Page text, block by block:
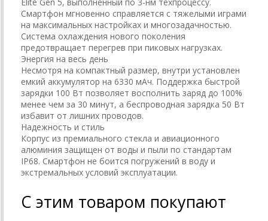
Смартфон мгновенно справляется с тяжелыми играми
на максимальных настройках и многозадачностью.
Система охлаждения нового поколения
предотвращает перегрев при пиковых нагрузках.
Энергия на весь день
Несмотря на компактный размер, внутри установлен
емкий аккумулятор на 6330 мАч. Поддержка быстрой
зарядки 100 Вт позволяет восполнить заряд до 100%
менее чем за 30 минут, а беспроводная зарядка 50 Вт
избавит от лишних проводов.
Надежность и стиль
Корпус из премиального стекла и авиационного
алюминия защищен от воды и пыли по стандартам
IP68. Смартфон не боится погружений в воду и
экстремальных условий эксплуатации.
С этим товаром покупают